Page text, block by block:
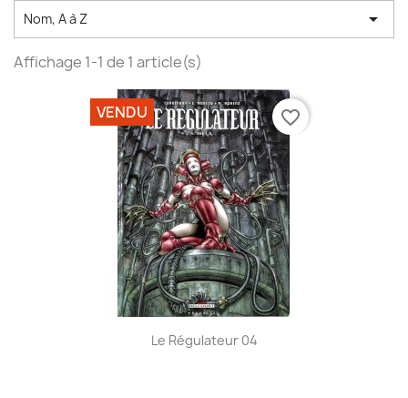
Nom, A à Z 
Affichage 1-1 de 1 article(s)
Le Régulateur 04
VENDU favorite_border